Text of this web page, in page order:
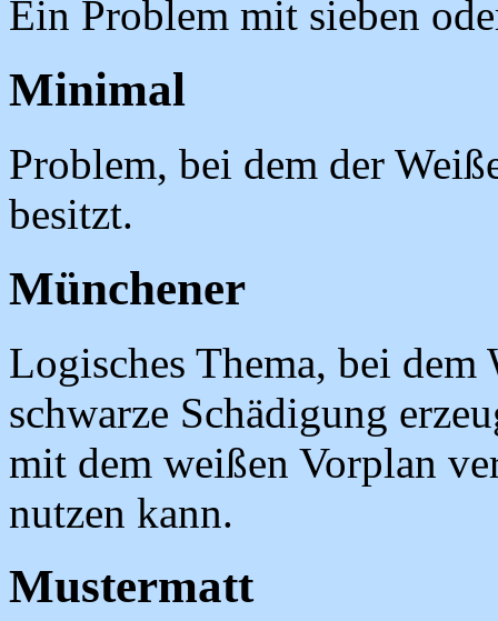
Ein Problem mit sieben
Minimal
Problem, bei dem der
besitzt.
Münchener
Logisches Thema, bei
schwarze Schädigung
mit dem weißen Vorplan
nutzen kann.
Mustermatt